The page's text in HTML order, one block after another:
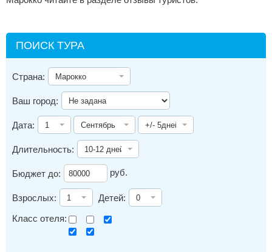
ПОИСК ТУРА
Страна:
Ваш город:
Дата:
Длительность:
Бюджет до: руб.
Взрослых: Детей:
Класс отеля: